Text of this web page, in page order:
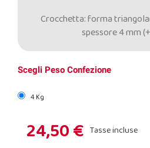
Crocchetta: forma
spessore 4 mm
Scegli Peso Confezione
4 Kg
24,50 € Tasse incluse